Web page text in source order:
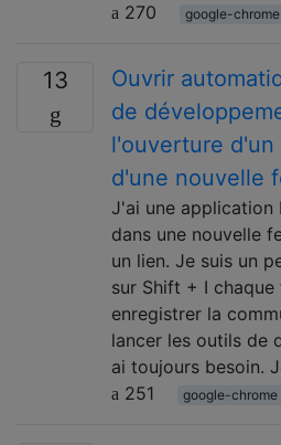
270
google-chrome
13
Ouvrir
de
l'ouverture
d'une nouvelle
J'ai une application
dans une nouvelle
un lien. Je suis un
sur Shift + I
enregistrer la
lancer les outils de
ai toujours besoin.
251
google-chrome